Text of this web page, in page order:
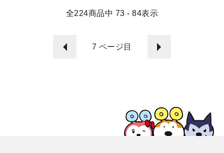
全224商品中 73 - 84表示
7ページ目